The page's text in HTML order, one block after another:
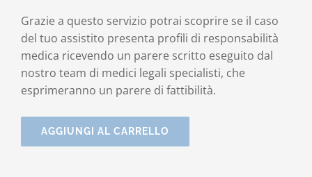
Grazie a questo servizio potrai scoprire se il caso
del tuo assistito presenta profili di responsabilità
medica ricevendo un parere scritto eseguito dal
nostro team di medici legali specialisti, che
esprimeranno un parere di fattibilità.
AGGIUNGI AL CARRELLO